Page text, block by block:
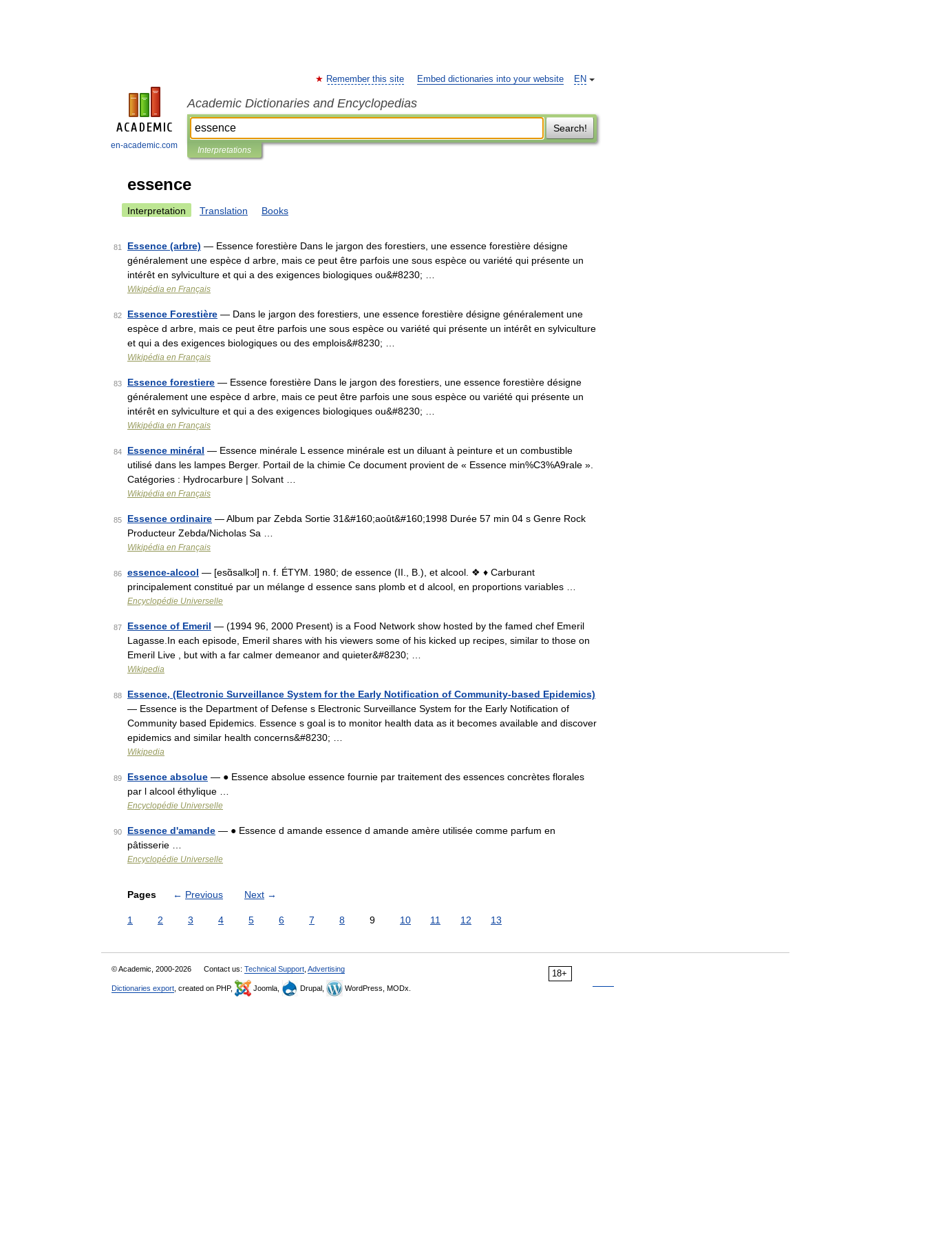
en-academic.com
EN
Remember this site Embed dictionaries into your website
Academic Dictionaries and Encyclopedias
Search!
Interpretations
essence
Interpretation Translation Books
81 Essence (arbre) — Essence forestière Dans le jargon des forestiers, une essence forestière désigne
généralement une espèce d arbre, mais ce peut être parfois une sous espèce ou variété qui présente un
intérêt en sylviculture et qui a des exigences biologiques ou&#8230; …
Wikipédia en Français
82 Essence Forestière — Dans le jargon des forestiers, une essence forestière désigne généralement une
espèce d arbre, mais ce peut être parfois une sous espèce ou variété qui présente un intérêt en sylviculture
et qui a des exigences biologiques ou des emplois&#8230; …
Wikipédia en Français
83 Essence forestiere — Essence forestière Dans le jargon des forestiers, une essence forestière désigne
généralement une espèce d arbre, mais ce peut être parfois une sous espèce ou variété qui présente un
intérêt en sylviculture et qui a des exigences biologiques ou&#8230; …
Wikipédia en Français
84 Essence minéral — Essence minérale L essence minérale est un diluant à peinture et un combustible
utilisé dans les lampes Berger. Portail de la chimie Ce document provient de « Essence min%C3%A9rale ».
Catégories : Hydrocarbure | Solvant …
Wikipédia en Français
85 Essence ordinaire — Album par Zebda Sortie 31&#160;août&#160;1998 Durée 57 min 04 s Genre Rock
Producteur Zebda/Nicholas Sa …
Wikipédia en Français
86 essence-alcool — [esɑ̃salkɔl] n. f. ÉTYM. 1980; de essence (II., B.), et alcool. ❖ ♦ Carburant
principalement constitué par un mélange d essence sans plomb et d alcool, en proportions variables …
Encyclopédie Universelle
87 Essence of Emeril — (1994 96, 2000 Present) is a Food Network show hosted by the famed chef Emeril
Lagasse.In each episode, Emeril shares with his viewers some of his kicked up recipes, similar to those on
Emeril Live , but with a far calmer demeanor and quieter&#8230; …
Wikipedia
88
Essence, (Electronic Surveillance System for the Early Notification of Community-based Epidemics)
— Essence is the Department of Defense s Electronic Surveillance System for the Early Notification of
Community based Epidemics. Essence s goal is to monitor health data as it becomes available and discover
epidemics and similar health concerns&#8230; …
Wikipedia
89 Essence absolue — ● Essence absolue essence fournie par traitement des essences concrètes florales
par l alcool éthylique …
Encyclopédie Universelle
90 Essence d'amande — ● Essence d amande essence d amande amère utilisée comme parfum en
pâtisserie …
Encyclopédie Universelle
Pages ← Previous Next →
1 2 3 4 5 6 7 8 9 10 11 12 13
18+
© Academic, 2000-2026 Contact us: Technical Support Advertising
Dictionaries export , created on PHP, Joomla, Drupal, WordPress, MODx.